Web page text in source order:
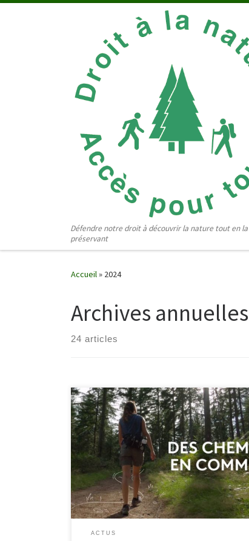
Défendre notre droit à découvrir la nature tout en la
préservant
Accueil» 2024
Archives
24 articles
Film documentaire réalisé par : Laurent Bouit –
de production : Caméra One Télévision / France
Télévisionsdiffusé le 05/09/2024 à 22h55
jusqu’au 05/09/2025 Des centaines de milliers
kilomètres de chemins ruraux ont disparu en
depuis les années 60. Aujourd’hui, la question
notre liberté de circulation se pose souvent […]
ACTUS